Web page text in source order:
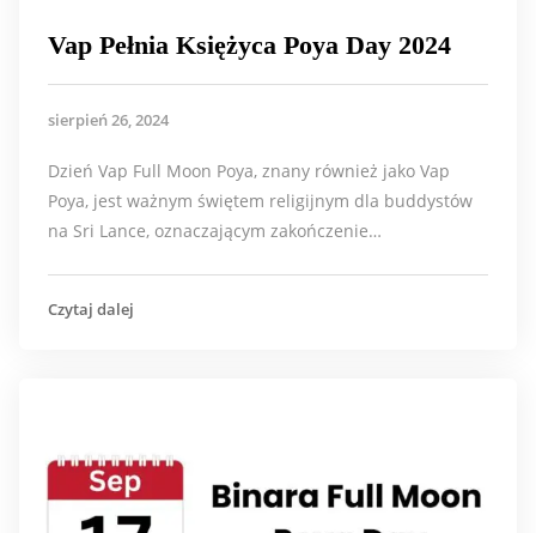
Vap Pełnia Księżyca Poya Day 2024
sierpień 26, 2024
Dzień Vap Full Moon Poya, znany również jako Vap
Poya, jest ważnym świętem religijnym dla buddystów
na Sri Lance, oznaczającym zakończenie…
Czytaj dalej